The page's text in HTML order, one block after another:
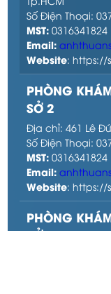
Số Điện Thoại:
MST:0316341824
Email:
Website:
PHÒNG
SỞ 2
Địa chỉ: 461 Lê
Số Điện Thoại:
MST:0316341824
Email:
Website:
PHÒNG
SỞ 3